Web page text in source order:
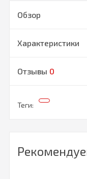
Обзор
Характеристики
Отзывы 0
Теги: